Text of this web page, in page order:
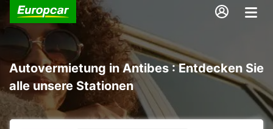
Autovermietung in Antibes : Entdecken Sie
alle unsere Stationen